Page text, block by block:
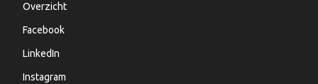
Overzicht
Facebook
LinkedIn
Instagram